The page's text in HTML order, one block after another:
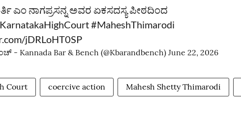
ಎಂ ನಾಗಪ್ರಸನ್ನ ಅವರ ಏಕಸದಸ್ಯ ಪೀಠದಿಂದ
#MaheshThimarodi
jDRLoHT0SP
- Kannada Bar & Bench (@Kbarandbench) June 22, 2026
Court coercive action Mahesh Shetty Thimarodi